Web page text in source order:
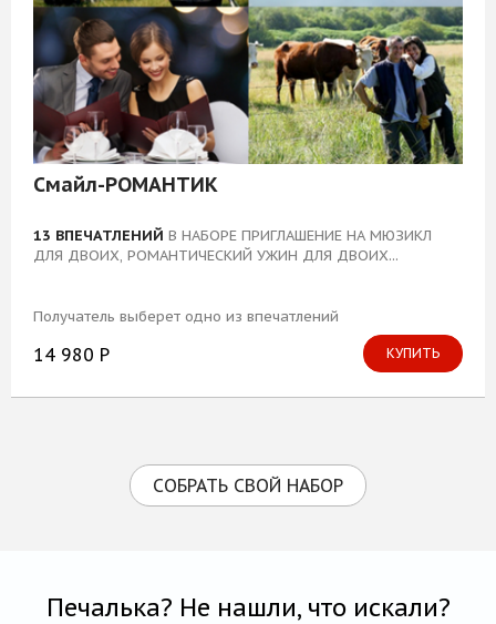
Смайл-РОМАНТИК
13 ВПЕЧАТЛЕНИЙ В НАБОРЕ ПРИГЛАШЕНИЕ НА МЮЗИКЛ
ДЛЯ ДВОИХ, РОМАНТИЧЕСКИЙ УЖИН ДЛЯ ДВОИХ...
Получатель выберет одно из впечатлений
14 980 Р КУПИТЬ
СОБРАТЬ СВОЙ НАБОР
Печалька? Не нашли, что искали?